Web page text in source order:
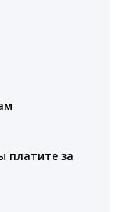
платите за